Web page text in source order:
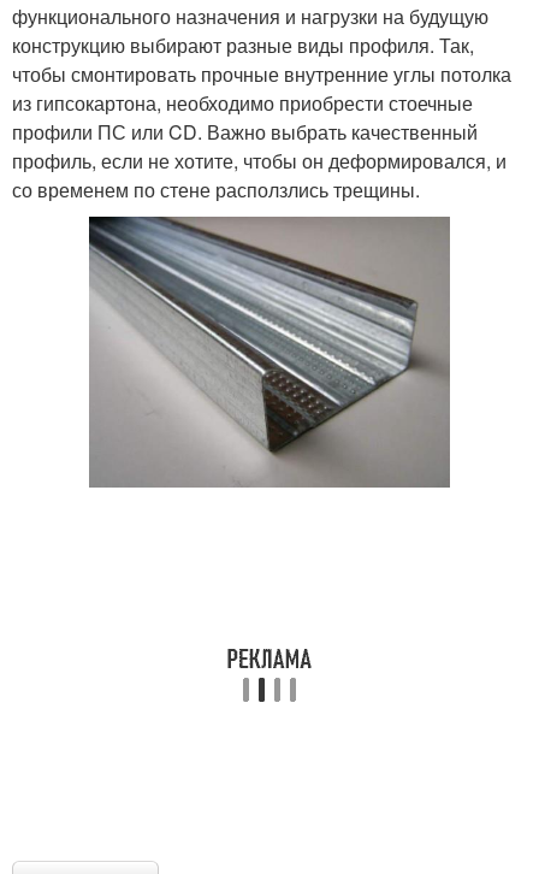
функционального назначения и нагрузки на будущую
конструкцию выбирают разные виды профиля. Так,
чтобы смонтировать прочные внутренние углы потолка
из гипсокартона, необходимо приобрести стоечные
профили ПС или CD. Важно выбрать качественный
профиль, если не хотите, чтобы он деформировался, и
со временем по стене расползлись трещины.